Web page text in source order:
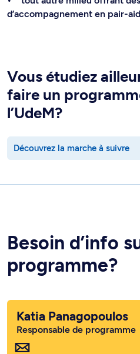
d’accompagnement en pair-
Vous étudiez
faire un
l’UdeM?
Découvrez la marche à suivre
Besoin d’info
programme?
Katia Panagopoulos
Responsable de programme